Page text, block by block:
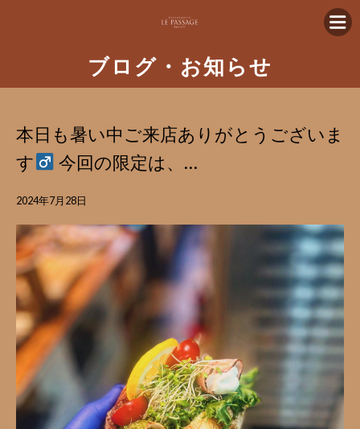
ブログ・お知らせ
本日も暑い中ご来店ありがとうございま
す‍
今回の限定は、…
2024年7月28日